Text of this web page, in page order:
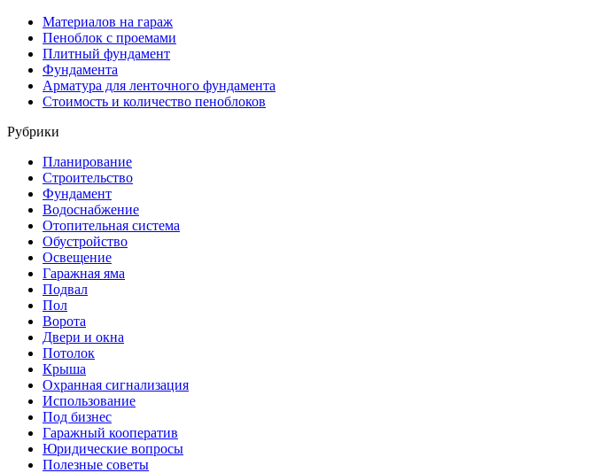
Материалов на гараж
Пеноблок с проемами
Плитный фундамент
Фундамента
Арматура для ленточного фундамента
Стоимость и количество пеноблоков
Рубрики
Планирование
Строительство
Фундамент
Водоснабжение
Отопительная система
Обустройство
Освещение
Гаражная яма
Подвал
Пол
Ворота
Двери и окна
Потолок
Крыша
Охранная сигнализация
Использование
Под бизнес
Гаражный кооператив
Юридические вопросы
Полезные советы